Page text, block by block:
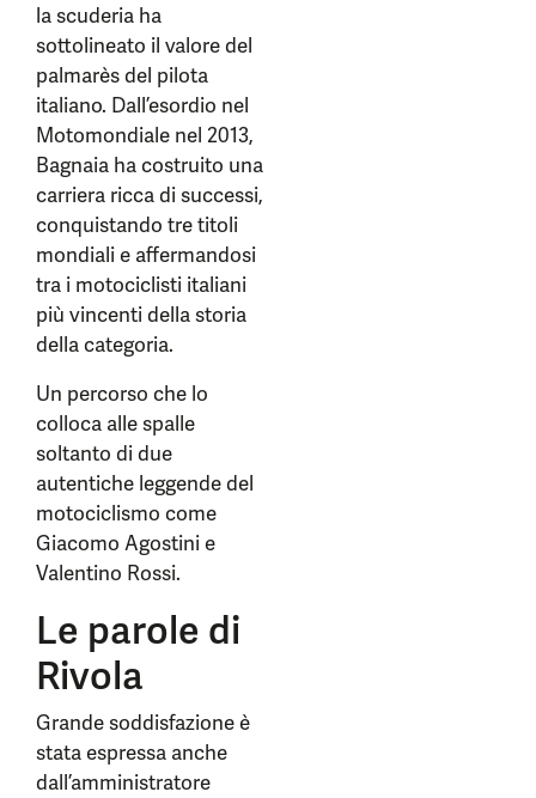
la scuderia ha
sottolineato il valore del
palmarès del pilota
italiano. Dall’esordio nel
Motomondiale nel 2013,
Bagnaia ha costruito una
carriera ricca di successi,
conquistando tre titoli
mondiali e affermandosi
tra i motociclisti italiani
più vincenti della storia
della categoria.
Un percorso che lo
colloca alle spalle
soltanto di due
autentiche leggende del
motociclismo come
Giacomo Agostini e
Valentino Rossi.
Le parole di
Rivola
Grande soddisfazione è
stata espressa anche
dall’amministratore